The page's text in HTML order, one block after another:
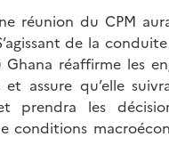
réunion du CPM
de la
Ghana réaffirme les
assure qu’elle
prendra les
conditions